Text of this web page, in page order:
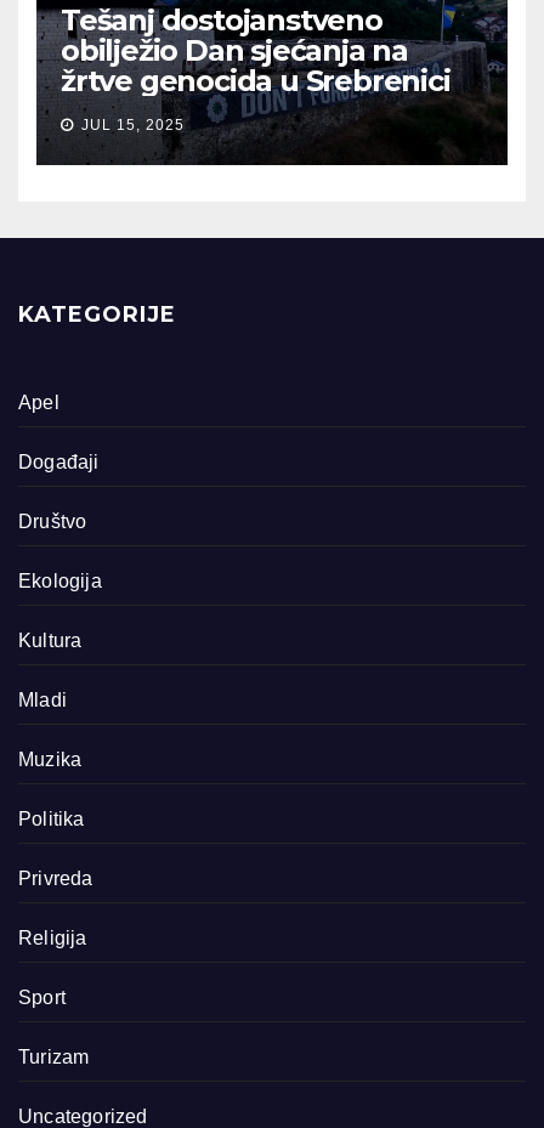
Tešanj dostojanstveno
obilježio Dan sjećanja na
žrtve genocida u Srebrenici
JUL 15, 2025
KATEGORIJE
Apel
Događaji
Društvo
Ekologija
Kultura
Mladi
Muzika
Politika
Privreda
Religija
Sport
Turizam
Uncategorized